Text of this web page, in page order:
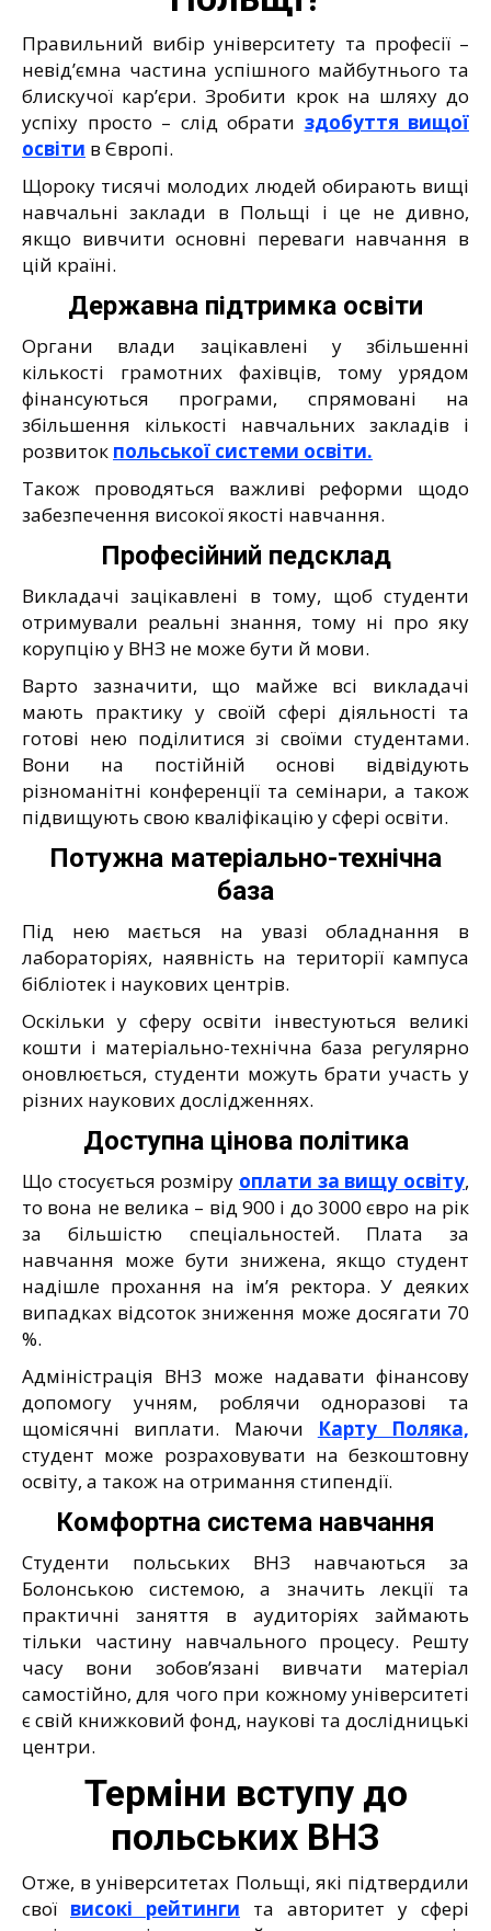
Правильний вибір університету та професії –
невід’ємна частина успішного майбутнього та
блискучої кар’єри. Зробити крок на шляху до
успіху просто – слід обрати здобуття вищої
освіти в Європі.
Щороку тисячі молодих людей обирають вищі
навчальні заклади в Польщі і це не дивно,
якщо вивчити основні переваги навчання в
цій країні.
Державна підтримка освіти
Органи влади зацікавлені у збільшенні
кількості грамотних фахівців, тому урядом
фінансуються програми, спрямовані на
збільшення кількості навчальних закладів і
розвиток польської системи освіти.
Також проводяться важливі реформи щодо
забезпечення високої якості навчання.
Професійний педсклад
Викладачі зацікавлені в тому, щоб студенти
отримували реальні знання, тому ні про яку
корупцію у ВНЗ не може бути й мови.
Варто зазначити, що майже всі викладачі
мають практику у своїй сфері діяльності та
готові нею поділитися зі своїми студентами.
Вони на постійній основі відвідують
різноманітні конференції та семінари, а також
підвищують свою кваліфікацію у сфері освіти.
Потужна матеріально-технічна
база
Під нею мається на увазі обладнання в
лабораторіях, наявність на території кампуса
бібліотек і наукових центрів.
Оскільки у сферу освіти інвестуються великі
кошти і матеріально-технічна база регулярно
оновлюється, студенти можуть брати участь у
різних наукових дослідженнях.
Доступна цінова політика
Що стосується розміру оплати за вищу освіту,
то вона не велика – від 900 і до 3000 євро на рік
за більшістю спеціальностей. Плата за
навчання може бути знижена, якщо студент
надішле прохання на ім’я ректора. У деяких
випадках відсоток зниження може досягати 70
%.
Адміністрація ВНЗ може надавати фінансову
допомогу учням, роблячи одноразові та
щомісячні виплати. Маючи Карту Поляка,
студент може розраховувати на безкоштовну
освіту, а також на отримання стипендії.
Комфортна система навчання
Студенти польських ВНЗ навчаються за
Болонською системою, а значить лекції та
практичні заняття в аудиторіях займають
тільки частину навчального процесу. Решту
часу вони зобов’язані вивчати матеріал
самостійно, для чого при кожному університеті
є свій книжковий фонд, наукові та дослідницькі
центри.
Терміни вступу до
польських ВНЗ
Отже, в університетах Польщі, які підтвердили
свої високі рейтинги та авторитет у сфері